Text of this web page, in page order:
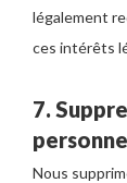
légalement
ces intérêts
7.
Nous